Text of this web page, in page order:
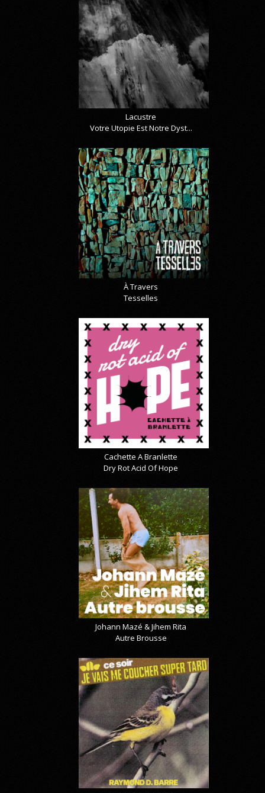
Lacustre
Votre Utopie Est Notre Dyst...
À Travers
Tesselles
Cachette A Branlette
Dry Rot Acid Of Hope
Johann Mazé & Jihem Rita
Autre Brousse